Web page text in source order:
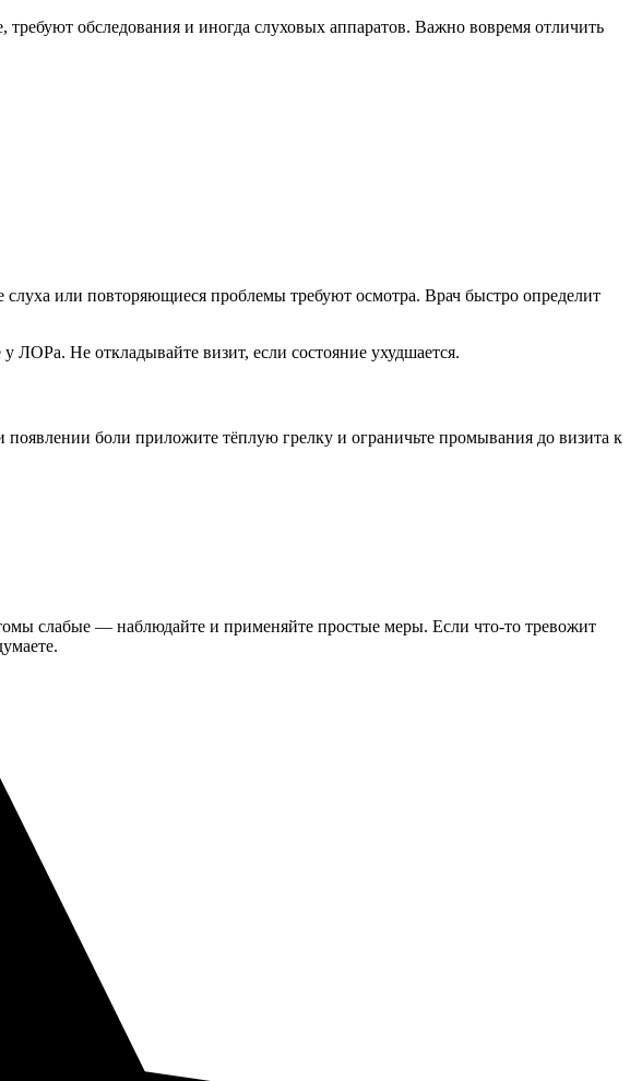
обследования и иногда слуховых аппаратов. Важно вовремя отличить
слуха или повторяющиеся проблемы требуют осмотра. Врач быстро определит
ЛОРа. Не откладывайте визит, если состояние ухудшается.
боли приложите тёплую грелку и ограничьте промывания до визита к
слабые — наблюдайте и применяйте простые меры. Если что-то тревожит